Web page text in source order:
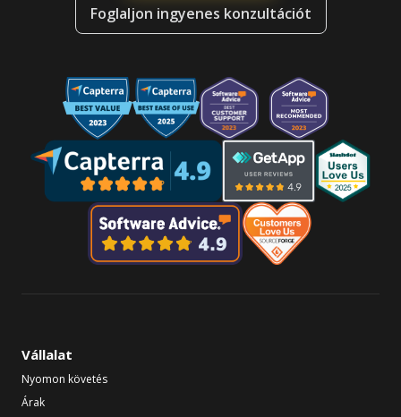
Foglaljon ingyenes konzultációt
Vállalat
Nyomon követés
Árak